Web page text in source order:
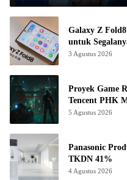
Galaxy Z
untuk
3 Agustus 2026
Proyek Game
Tencent PHK
5 Agustus 2026
Panasonic
TKDN 41%
4 Agustus 2026